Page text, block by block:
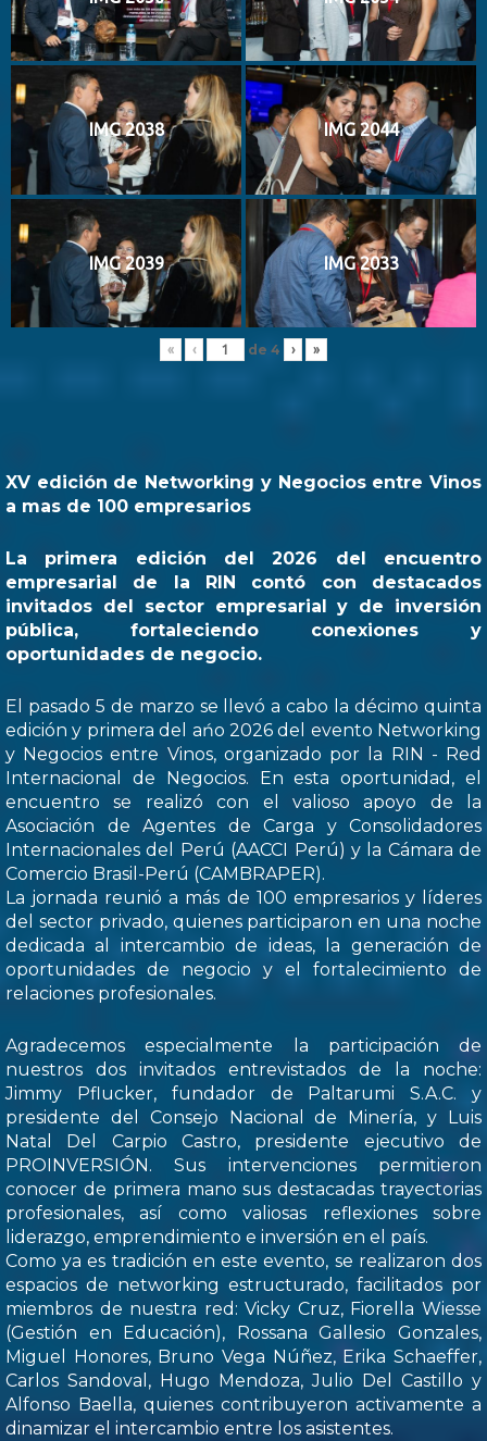
IMG 2038 IMG 2044
IMG 2039 IMG 2033
« ‹ de 4 › »
XV edición de Networking y Negocios entre Vinos
a mas de 100 empresarios
La primera edición del 2026 del encuentro
empresarial de la RIN contó con destacados
invitados del sector empresarial y de inversión
pública, fortaleciendo conexiones y
oportunidades de negocio.
El pasado 5 de marzo se llevó a cabo la décimo quinta
edición y primera del ańo 2026 del evento Networking
y Negocios entre Vinos, organizado por la RIN - Red
Internacional de Negocios. En esta oportunidad, el
encuentro se realizó con el valioso apoyo de la
Asociación de Agentes de Carga y Consolidadores
Internacionales del Perú (AACCI Perú) y la Cámara de
Comercio Brasil-Perú (CAMBRAPER).
La jornada reunió a más de 100 empresarios y líderes
del sector privado, quienes participaron en una noche
dedicada al intercambio de ideas, la generación de
oportunidades de negocio y el fortalecimiento de
relaciones profesionales.
Agradecemos especialmente la participación de
nuestros dos invitados entrevistados de la noche:
Jimmy Pflucker, fundador de Paltarumi S.A.C. y
presidente del Consejo Nacional de Minería, y Luis
Natal Del Carpio Castro, presidente ejecutivo de
PROINVERSIÓN. Sus intervenciones permitieron
conocer de primera mano sus destacadas trayectorias
profesionales, así como valiosas reflexiones sobre
liderazgo, emprendimiento e inversión en el país.
Como ya es tradición en este evento, se realizaron dos
espacios de networking estructurado, facilitados por
miembros de nuestra red: Vicky Cruz, Fiorella Wiesse
(Gestión en Educación), Rossana Gallesio Gonzales,
Miguel Honores, Bruno Vega Núñez, Erika Schaeffer,
Carlos Sandoval, Hugo Mendoza, Julio Del Castillo y
Alfonso Baella, quienes contribuyeron activamente a
dinamizar el intercambio entre los asistentes.